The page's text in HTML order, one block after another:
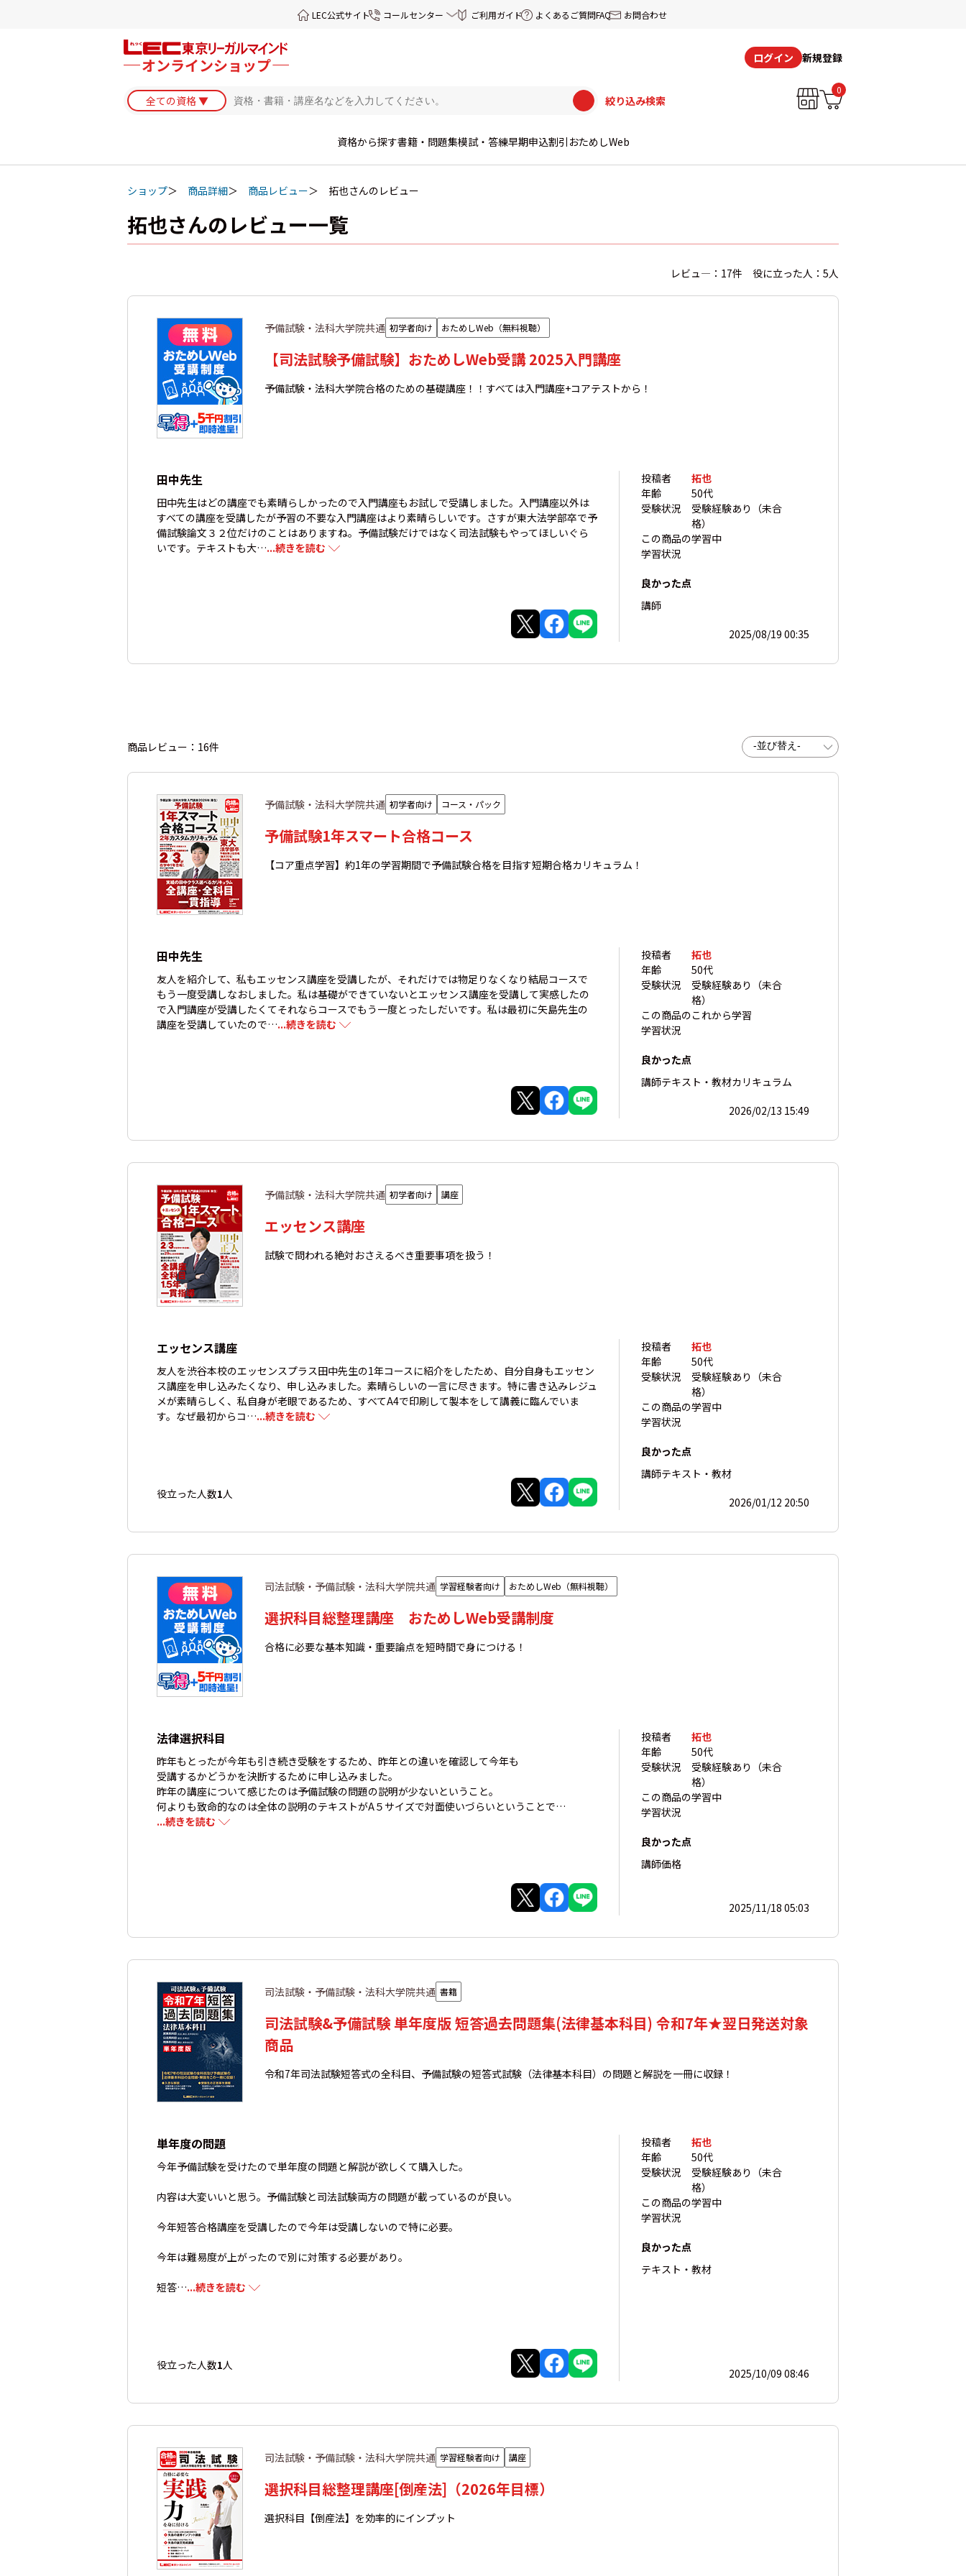
LEC公式サイト コールセンター ご利用ガイド よくあるご質問FAQ お問合わせ
ログイン 新規登録
絞り込み検索
0
資格から探す書籍・問題集模試・答練早期申込割引 おためしWeb
ショップ 商品詳細 商品レビュー 拓也さんのレビュー
拓也さんのレビュー一覧
レビュ―：17件 役に立った人：5人
予備試験・法科大学院共通 初学者向け おためしWeb（無料視聴）
【司法試験予備試験】おためしWeb受講 2025入門講座
予備試験・法科大学院合格のための基礎講座！！すべては入門講座+コアテストから！
田中先生
田中先生はどの講座でも素晴らしかったので入門講座もお試しで受講しました。入門講座以外は
すべての講座を受講したが予習の不要な入門講座はより素晴らしいです。さすが東大法学部卒で予
備試験論文３２位だけのことはありますね。予備試験だけではなく司法試験もやってほしいぐら
いです。テキストも大…...続きを読む
投稿者
拓也
年齢
50代
受験状況
受験経験あり（未合
格）
この商品の
学習状況
学習中
良かった点
講師
2025/08/19 00:35
商品レビュー：16件
予備試験・法科大学院共通 初学者向け コース・パック
予備試験1年スマート合格コース
【コア重点学習】約1年の学習期間で予備試験合格を目指す短期合格カリキュラム！
田中先生
友人を紹介して、私もエッセンス講座を受講したが、それだけでは物足りなくなり結局コースで
もう一度受講しなおしました。私は基礎ができていないとエッセンス講座を受講して実感したの
で入門講座が受講したくてそれならコースでもう一度とったしだいです。私は最初に矢島先生の
講座を受講していたので…...続きを読む
投稿者
拓也
年齢
50代
受験状況
受験経験あり（未合
格）
この商品の
学習状況
これから学習
良かった点
講師テキスト・教材カリキュラム
2026/02/13 15:49
予備試験・法科大学院共通 初学者向け 講座
エッセンス講座
試験で問われる絶対おさえるべき重要事項を扱う！
エッセンス講座
友人を渋谷本校のエッセンスプラス田中先生の1年コースに紹介をしたため、自分自身もエッセン
ス講座を申し込みたくなり、申し込みました。素晴らしいの一言に尽きます。特に書き込みレジュ
メが素晴らしく、私自身が老眼であるため、すべてA4で印刷して製本をして講義に臨んでいま
す。なぜ最初からコ…...続きを読む
役立った人数1人
投稿者
拓也
年齢
50代
受験状況
受験経験あり（未合
格）
この商品の
学習状況
学習中
良かった点
講師テキスト・教材
2026/01/12 20:50
司法試験・予備試験・法科大学院共通 学習経験者向け おためしWeb（無料視聴）
選択科目総整理講座 おためしWeb受講制度
合格に必要な基本知識・重要論点を短時間で身につける！
法律選択科目
昨年もとったが今年も引き続き受験をするため、昨年との違いを確認して今年も
受講するかどうかを決断するために申し込みました。
昨年の講座について感じたのは予備試験の問題の説明が少ないということ。
何よりも致命的なのは全体の説明のテキストがA５サイズで対面使いづらいということで…
...続きを読む
投稿者
拓也
年齢
50代
受験状況
受験経験あり（未合
格）
この商品の
学習状況
学習中
良かった点
講師価格
2025/11/18 05:03
司法試験・予備試験・法科大学院共通 書籍
司法試験&予備試験 単年度版 短答過去問題集(法律基本科目) 令和7年★翌日発送対象
商品
令和7年司法試験短答式の全科目、予備試験の短答式試験（法律基本科目）の問題と解説を一冊に収録！
単年度の問題
今年予備試験を受けたので単年度の問題と解説が欲しくて購入した。
内容は大変いいと思う。予備試験と司法試験両方の問題が載っているのが良い。
今年短答合格講座を受講したので今年は受講しないので特に必要。
今年は難易度が上がったので別に対策する必要があり。
短答…...続きを読む
役立った人数1人
投稿者
拓也
年齢
50代
受験状況
受験経験あり（未合
格）
この商品の
学習状況
学習中
良かった点
テキスト・教材
2025/10/09 08:46
司法試験・予備試験・法科大学院共通 学習経験者向け 講座
選択科目総整理講座[倒産法]（2026年目標）
選択科目【倒産法】を効率的にインプット